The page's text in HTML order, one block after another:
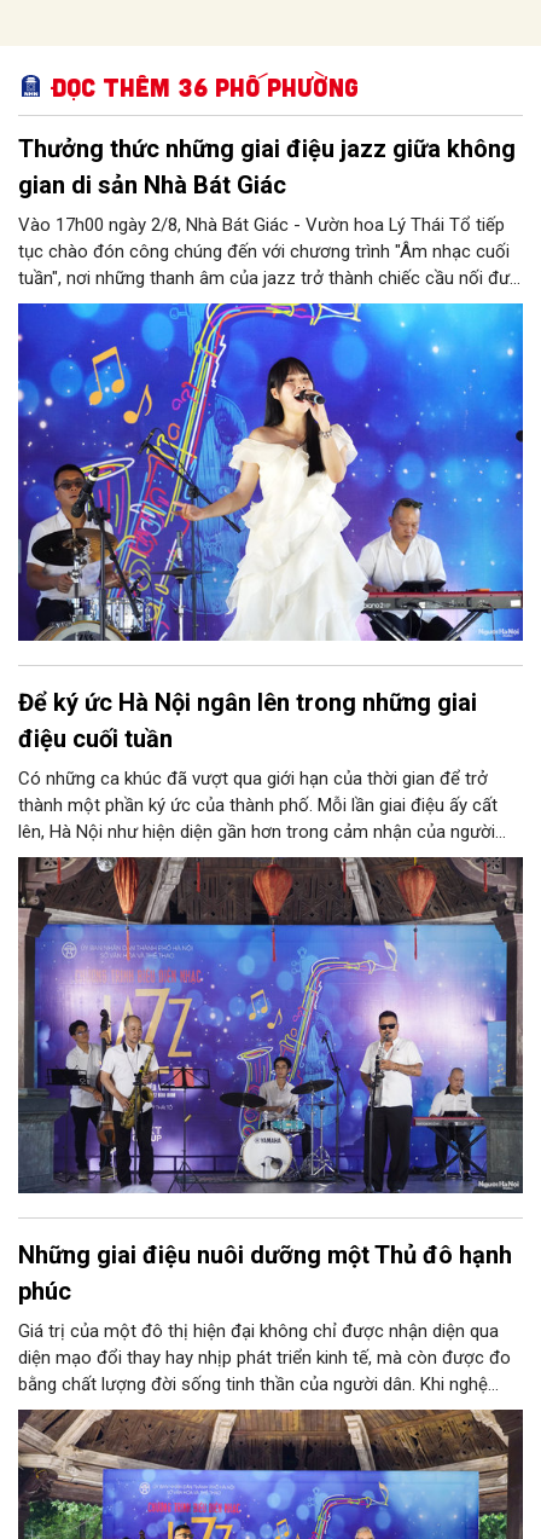
Đọc thêm 36 phố phường
Thưởng thức những giai điệu jazz giữa không
gian di sản Nhà Bát Giác
Vào 17h00 ngày 2/8, Nhà Bát Giác - Vườn hoa Lý Thái Tổ tiếp
tục chào đón công chúng đến với chương trình "Âm nhạc cuối
tuần", nơi những thanh âm của jazz trở thành chiếc cầu nối đưa
nhiều nền văn hóa gặp gỡ trong không gian di sản giữa lòng Thủ
đô. Từ những tác phẩm kinh điển của thế giới đến những giai
điệu Việt Nam đậm chất tự sự, chương trình mở ra một hành
trình thưởng thức âm nhạc đa tầng cảm xúc, góp phần bồi đắp
diện mạo văn hóa của Hà Nội - Thành phố sáng tạo.
Để ký ức Hà Nội ngân lên trong những giai
điệu cuối tuần
Có những ca khúc đã vượt qua giới hạn của thời gian để trở
thành một phần ký ức của thành phố. Mỗi lần giai điệu ấy cất
lên, Hà Nội như hiện diện gần hơn trong cảm nhận của người
nghe. Chiều 26/7, chương trình "Âm nhạc cuối tuần" tại Nhà Bát
Giác sẽ đưa công chúng bước vào hành trình âm nhạc nơi
những bản tình ca về Hà Nội gặp gỡ tinh thần jazz thế giới, góp
thêm một sắc màu cho đời sống văn hóa của Thủ đô.
Những giai điệu nuôi dưỡng một Thủ đô hạnh
phúc
Giá trị của một đô thị hiện đại không chỉ được nhận diện qua
diện mạo đổi thay hay nhịp phát triển kinh tế, mà còn được đo
bằng chất lượng đời sống tinh thần của người dân. Khi nghệ
thuật hiện diện trong những không gian mở, trở thành một phần
của sinh hoạt thường nhật, văn hóa dần thấm sâu vào cộng
đồng bằng những cách tự nhiên nhất.